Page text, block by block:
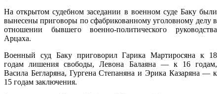
На открытом судебном заседании в военном суде Баку были
вынесены приговоры по сфабрикованному уголовному делу в
отношении бывшего военно-политического руководства
Арцаха.
Военный суд Баку приговорил Гарика Мартиросяна к 18
годам лишения свободы, Левона Балаяна — к 16 годам,
Васила Бегларяна, Гургена Степаняна и Эрика Казаряна — к
15 годам заключения.